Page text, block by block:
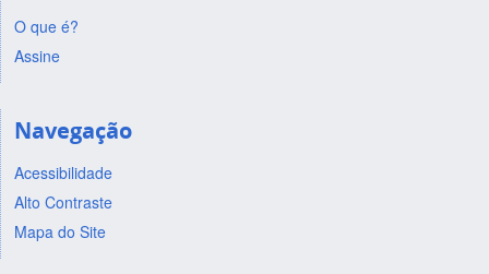
O que é?
Assine
Navegação
Acessibilidade
Alto Contraste
Mapa do Site